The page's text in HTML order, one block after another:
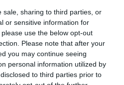
sale, sharing to third parties, or
or sensitive information for
use the below opt-out
Please note that after your
you may continue seeing
personal information utilized by
to third parties prior to
Chalamet továbbra is
láthatóan stabilabb, mint
Twitter Pinterest